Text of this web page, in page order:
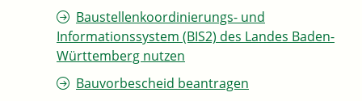
Baustellenkoordinierungs- und
Informationssystem (BIS2) des Landes Baden-
Württemberg nutzen
Bauvorbescheid beantragen